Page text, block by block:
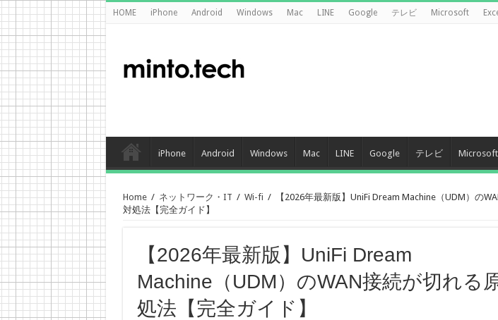
HOME iPhone Android Windows Mac LINE Google テレビ Microsoft
iPhone Android Windows Mac LINE Google テレビ Microsoft
Home / ネットワーク・IT / Wi-fi /
【2026年最新版】UniFi Dream Machine（UDM）の
対処法【完全ガイド】
【2026年最新版】UniFi Dream
Machine（UDM）のWAN接続が切れる
処法【完全ガイド】